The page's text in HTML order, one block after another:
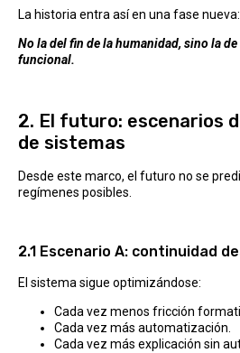
La historia entra así en una fase nueva:
No la del fin de la humanidad, sino la
funcional.
2. El futuro: escenarios
de sistemas
Desde este marco, el futuro no se
regímenes posibles.
2.1 Escenario A: continuidad
El sistema sigue optimizándose:
Cada vez menos fricción
Cada vez más automatización.
Cada vez más explicación sin